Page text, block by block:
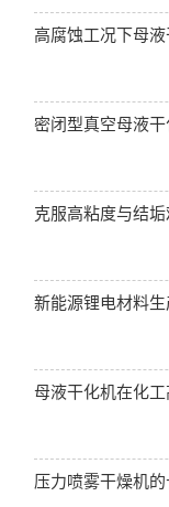
高腐蚀工况下母
密闭型真空母液干
克服高粘度与结垢
新能源锂电材料
母液干化机在化
压力喷雾干燥机的